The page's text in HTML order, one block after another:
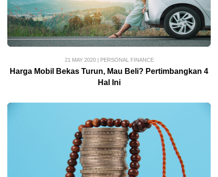
21 MAY 2020| PERSONAL FINANCE
Harga Mobil Bekas Turun, Mau Beli? Pertimbangkan 4
Hal Ini